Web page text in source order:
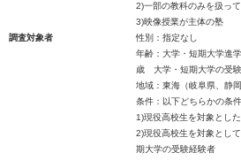
2)一部の教科のみを扱っ
3)映像授業が主体の塾
調査対象者
性別：指定なし
年齢：大学・短期大学進
歳 大学・短期大学の受
地域：東海（岐阜県、静
条件：以下どちらかの条
1)現役高校生を対象とし
2)現役高校生を対象とし
期大学の受験経験者